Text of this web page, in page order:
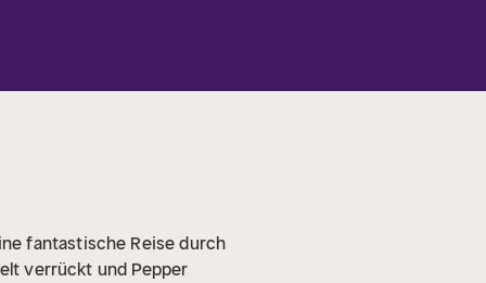
fantastische Reise durch
verrückt und Pepper